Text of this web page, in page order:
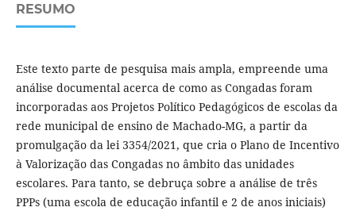
RESUMO
Este texto parte de pesquisa mais ampla, empreende uma
análise documental acerca de como as Congadas foram
incorporadas aos Projetos Político Pedagógicos de escolas da
rede municipal de ensino de Machado-MG, a partir da
promulgação da lei 3354/2021, que cria o Plano de Incentivo
à Valorização das Congadas no âmbito das unidades
escolares. Para tanto, se debruça sobre a análise de três
PPPs (uma escola de educação infantil e 2 de anos iniciais)